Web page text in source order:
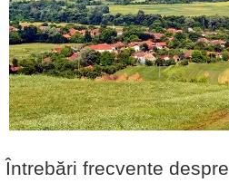
Întrebări frecvente despre